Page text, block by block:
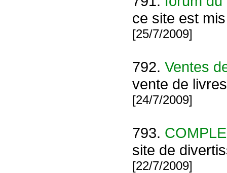
ce site est
[25/7/2009]
792. Ventes
vente de
[24/7/2009]
793.
site de
[22/7/2009]